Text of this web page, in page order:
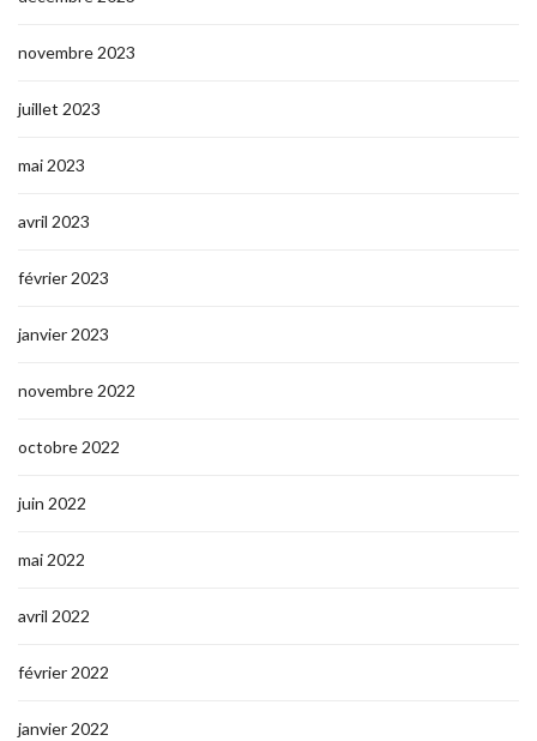
novembre 2023
juillet 2023
mai 2023
avril 2023
février 2023
janvier 2023
novembre 2022
octobre 2022
juin 2022
mai 2022
avril 2022
février 2022
janvier 2022